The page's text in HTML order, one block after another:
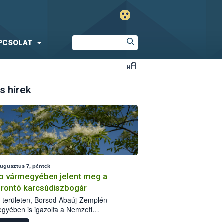
hírek
7, péntek
vármegyében jelent meg a
karcsúdíszbogár
területen, Borsod-Abaúj-Zemplén
is igazolta a Nemzeti
biztonsági Hivatal (Nébih) a